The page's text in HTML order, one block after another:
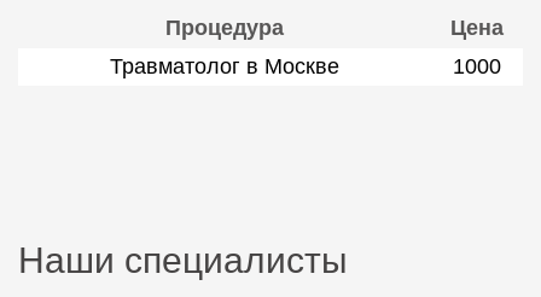
Процедура
Цена
Травматолог в Москве
1000
Наши специалисты